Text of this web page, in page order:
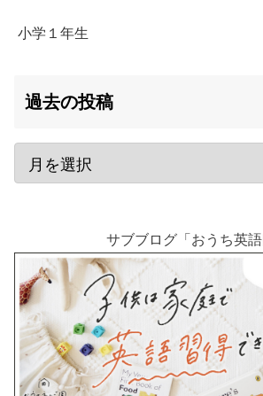
小学１年生
過去の投稿
サブブログ「おうち英語